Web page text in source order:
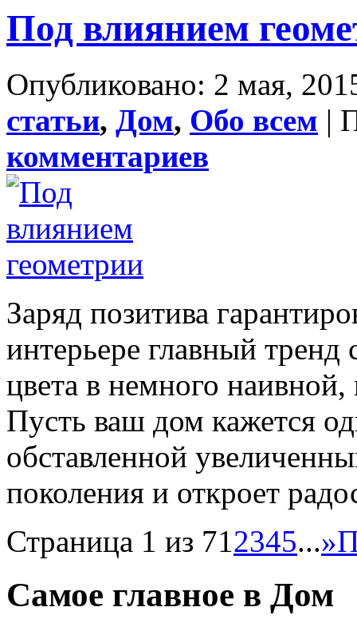
Под влиянием
Опубликовано: 2 мая,
статьи, Дом, Обо всем |
комментариев
Заряд позитива
интерьере главный
цвета в немного
Пусть ваш дом кажется
обставленной
поколения и откроет
Страница 1 из 712345...»
Самое главное в Дом